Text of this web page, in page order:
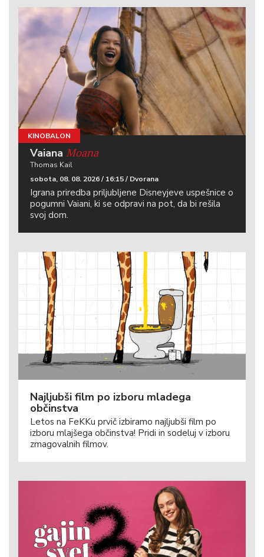
KINOBALON
Vaiana Moana
Thomas Kail
sobota, 08. 08. 2026 / 16:15 / Dvorana
Igrana priredba priljubljene Disneyjeve uspešnice o
pogumni Vaiani, ki se odpravi na pot, da bi rešila
svoj dom.
Najljubši film po izboru mladega
občinstva
Letos na FeKKu prvič izbiramo najljubši film po
izboru mlajšega občinstva! Pridi in sodeluj v izboru
zmagovalnih filmov.